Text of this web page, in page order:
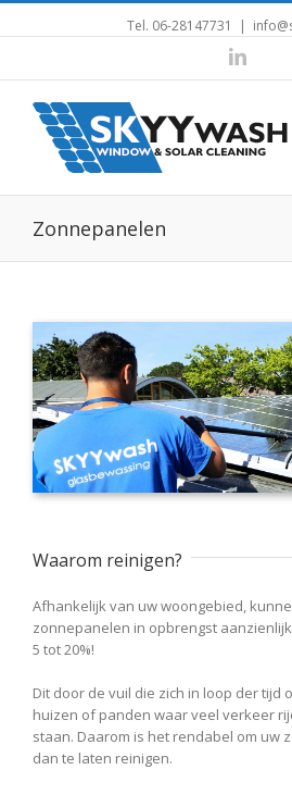
Tel. 06-28147731 |
Zonnepanelen
Waarom reinigen?
Afhankelijk van uw woongebied,
zonnepanelen in opbrengst
5 tot 20%!
Dit door de vuil die zich in loop der tijd
huizen of panden waar veel verkeer
staan. Daarom is het rendabel om uw
dan te laten reinigen.